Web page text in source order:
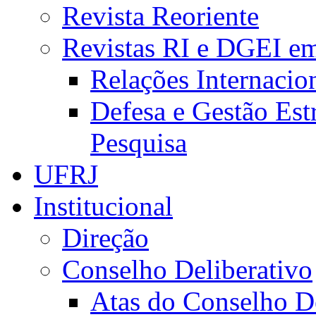
Revista Reoriente
Revistas RI e DGEI
Relações
Defesa e Gestão
Pesquisa
UFRJ
Institucional
Direção
Conselho Deliberativo
Atas do Conselho